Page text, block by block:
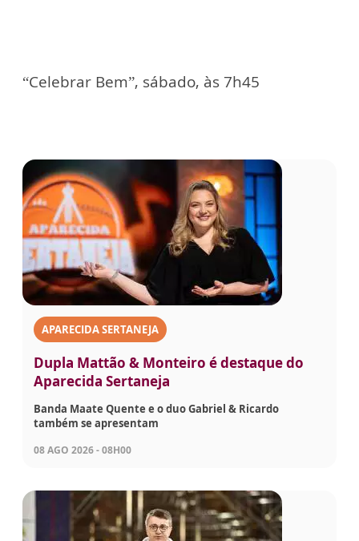
“Celebrar Bem”, sábado, às 7h45
APARECIDA SERTANEJA
Dupla Mattão & Monteiro é destaque do
Aparecida Sertaneja
Banda Maate Quente e o duo Gabriel & Ricardo
também se apresentam
08 AGO 2026 - 08H00